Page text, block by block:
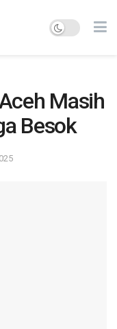
Masih
Besok